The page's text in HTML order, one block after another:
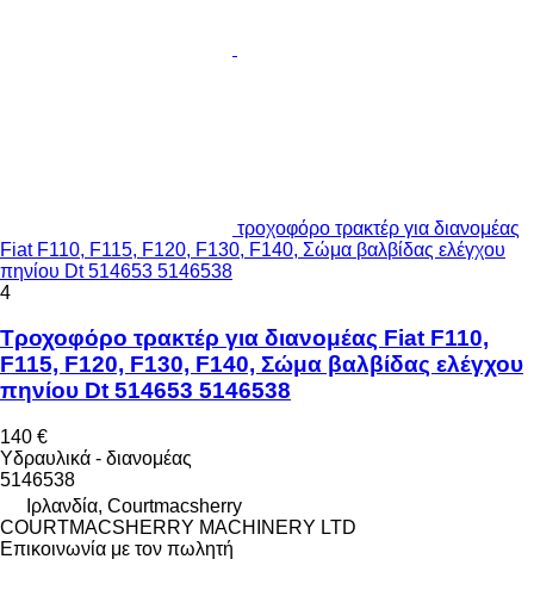
τροχοφόρο τρακτέρ για διανομέας
Fiat F110, F115, F120, F130, F140, Σώμα βαλβίδας ελέγχου
πηνίου Dt 514653 5146538
4
Τροχοφόρο τρακτέρ για διανομέας Fiat F110,
F115, F120, F130, F140, Σώμα βαλβίδας ελέγχου
πηνίου Dt 514653 5146538
140 €
Υδραυλικά - διανομέας
5146538
Ιρλανδία, Courtmacsherry
COURTMACSHERRY MACHINERY LTD
Επικοινωνία με τον πωλητή